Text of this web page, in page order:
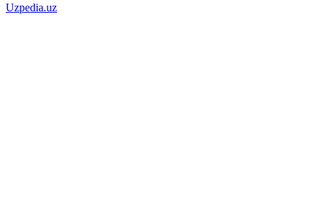
Uzpedia.uz